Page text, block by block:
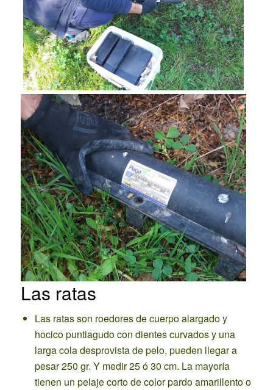
Las ratas
Las ratas son roedores de cuerpo alargado y
hocico puntiagudo con dientes curvados y una
larga cola desprovista de pelo, pueden llegar a
pesar 250 gr. Y medir 25 ó 30 cm. La mayoría
tienen un pelaje corto de color pardo amarillento o